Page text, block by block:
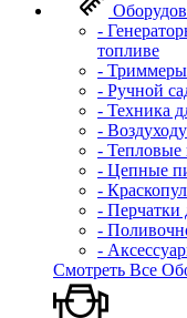
-
топливе
- Триммеры
- Ручной
- Техника
-
-
- Цепные
-
- Перчатки
-
-
Смотреть Все